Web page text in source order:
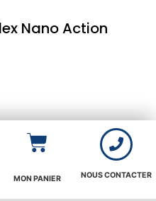
Nano Action
MON PANIER NOUS CONTACTER